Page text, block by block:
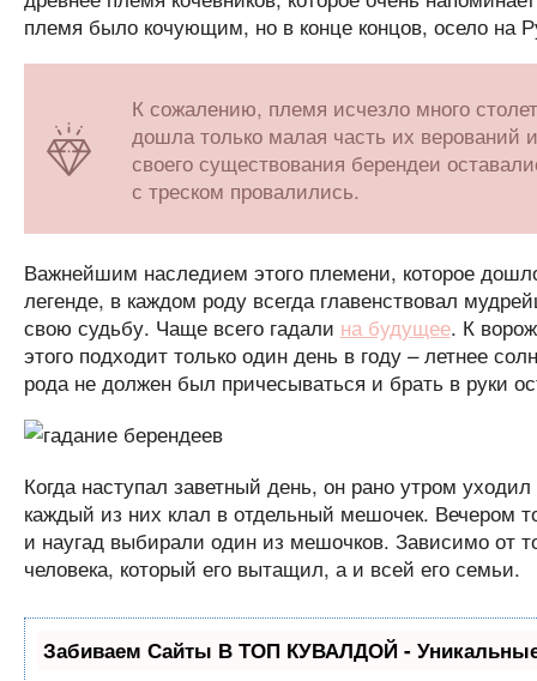
племя было кочующим, но в конце концов, осело на
К сожалению, племя исчезло много
дошла только малая часть их верований
своего существования берендеи
с треском провалились.
Важнейшим наследием этого племени, которое
легенде, в каждом роду всегда главенствовал
свою судьбу. Чаще всего гадали на будущее. К
этого подходит только один день в году – летнее
рода не должен был причесываться и брать в руки
Когда наступал заветный день, он рано утром
каждый из них клал в отдельный мешочек. Вечером
и наугад выбирали один из мешочков. Зависимо от
человека, который его вытащил, а и всей его семьи.
Забиваем Сайты В ТОП КУВАЛДОЙ - Уникальные